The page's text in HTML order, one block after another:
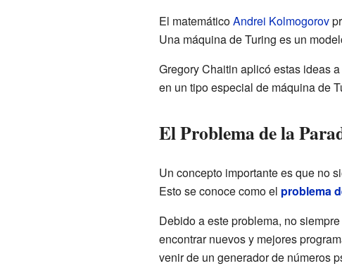
El matemáticoAndrei Kolmogorov
Una máquina de Turing es un
Gregory Chaitin aplicó estas ideas
en un tipo especial de máquina de
El Problema de la
Un concepto importante es que no
Esto se conoce como el problema
Debido a este problema, no
encontrar nuevos y mejores
venir de un generador de números